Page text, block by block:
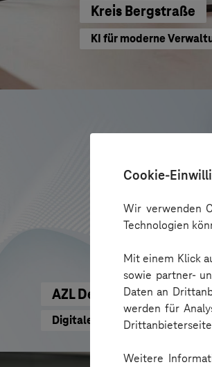
Cookie-
Wir verwenden
Technologien
Mit einem Klick
sowie partner-
Daten an
werden für
Weitere
Kreis Bergstraße
KI für moderne
AZL DeinFach
Digitale Plattform für